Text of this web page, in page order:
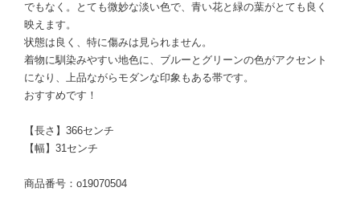
でもなく。とても微妙な淡い色で、青い花と緑の葉がとても良く
映えます。
状態は良く、特に傷みは見られません。
着物に馴染みやすい地色に、ブルーとグリーンの色がアクセント
になり、上品ながらモダンな印象もある帯です。
おすすめです！
【長さ】366センチ
【幅】31センチ
商品番号：o19070504